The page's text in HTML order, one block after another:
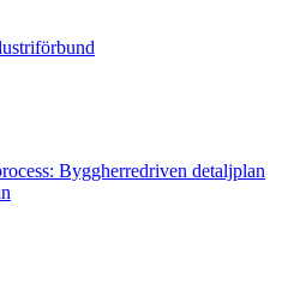
Byggherredriven detaljplan